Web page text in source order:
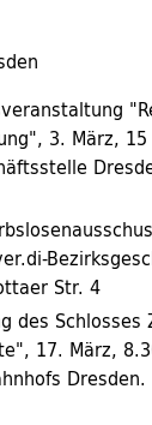
3. März,
Str. 4
des
17. März,
Dresden.